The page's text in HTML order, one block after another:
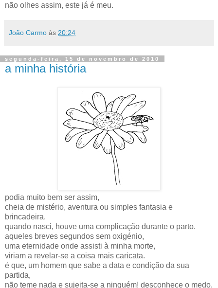
não olhes assim, este já é meu.
João Carmo às 20:24
segunda-feira, 15 de novembro de 2010
a minha história
podia muito bem ser assim,
cheia de mistério, aventura ou simples fantasia e
brincadeira.
quando nasci, houve uma complicação durante o parto.
aqueles breves segundos sem oxigénio,
uma eternidade onde assisti à minha morte,
viriam a revelar-se a coisa mais caricata.
é que, um homem que sabe a data e condição da sua
partida,
não teme nada e sujeita-se a ninguém! desconhece o medo.